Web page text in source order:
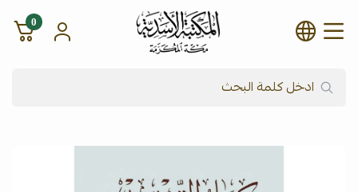
شركة المكتبة الأسدية للنشر
0